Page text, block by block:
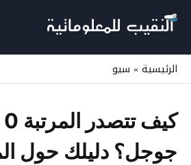
التجاوز
المحتوى
الرئيسية» سيو
جوجل؟ دليلك حول